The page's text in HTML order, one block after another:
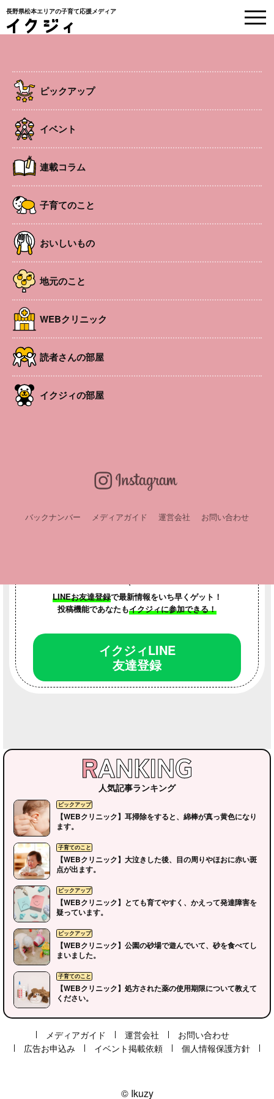
長野県松本エリアの子育て応援メディア
ピックアップ
イベント
連載コラム
子育てのこと
おいしいもの
地元のこと
WEBクリニック
読者さんの部屋
イクジィの部屋
バックナンバー メディアガイド 運営会社 お問い合わせ
EVENT
HOME
南松本エリア ベビー
ベビーマッサージ&手形アート
マッサージのあと、お子様のかわいい手形足形を専用台紙
に取って作成します。
※2/16正午までに要申込
開催日 2026年2月18日
時間
場所
0002 長野県松本市芳野4-1
参加費 お一人様2000円
対象者 2ヵ月～未就園児と親
URL
ocale=ja_JP
申込み・問い合
LINEお友達登録で最新情報をいち早くゲット！
投稿機能であなたもイクジィに参加できる！
イクジィLINE
友達登録
人気記事ランキング
ピックアップ
【WEBクリニック】耳掃除をすると、綿棒が真っ黄色になり
ます。
子育てのこと
【WEBクリニック】大泣きした後、目の周りやほおに赤い斑
点が出ます。
ピックアップ
【WEBクリニック】とても育てやすく、かえって発達障害を
疑っています。
【WEBクリニック】公園の砂場で遊んでいて、砂を食べてし
まいました。
【WEBクリニック】処方された薬の使用期限について教えて
ください。
メディアガイド 運営会社
お問い合わせ
広告お申込み
イベント掲載依頼 個人情報保護方針
© Ikuzy